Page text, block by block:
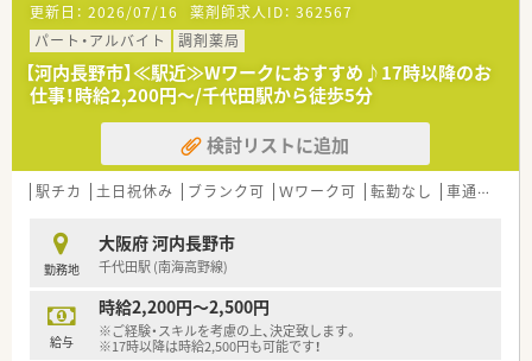
更新日： 2026/07/16 薬剤師求人ID： 362567
パート・アルバイト
調剤薬局
【河内長野市】≪駅近≫Wワークにおすすめ♪17時以降のお
仕事！時給2,200円～/千代田駅から徒歩5分
検討リストに追加
駅チカ 土日祝休み ブランク可 Ｗワーク可 転勤なし 車通勤可
勤務地
大阪府 河内長野市
千代田駅 (南海高野線)
給与
時給2,200円～2,500円
※ご経験・スキルを考慮の上、決定致します。
※17時以降は時給2,500円も可能です！